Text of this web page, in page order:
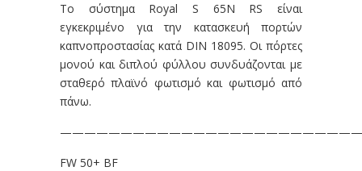
Το σύστημα Royal S 65N RS είναι
εγκεκριμένο για την κατασκευή πορτών
καπνοπροστασίας κατά DIN 18095. Οι πόρτες
μονού και διπλού φύλλου συνδυάζονται με
σταθερό πλαϊνό φωτισμό και φωτισμό από
πάνω.
FW 50+ BF